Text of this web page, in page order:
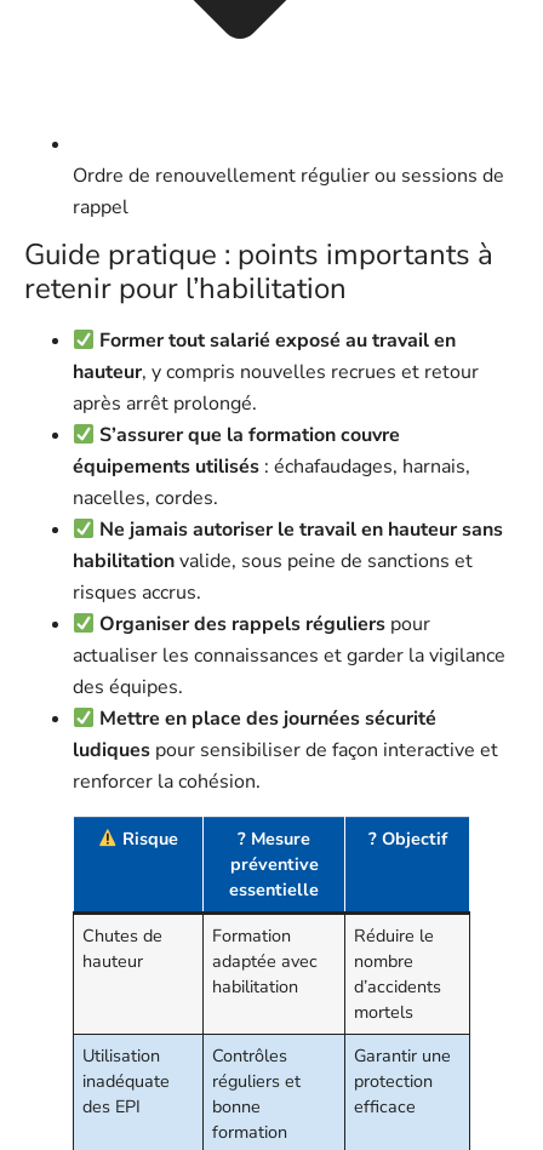
Ordre de renouvellement régulier ou sessions de
rappel
Respect strict du Code du travail
Informations complémentaires
Exemple d’utilisation d’une API publique gratuite pour
intégrer un complément interactif dans cette
infographie.
Foire aux questions (FAQ)
Pourquoi est-ce nécessaire d’avoir une formation
théorique et pratique ?
Que couvre l’évaluation des compétences ?
Guide pratique : points importants à
retenir pour l’habilitation
Former tout salarié exposé au travail en
hauteur, y compris nouvelles recrues et retour
après arrêt prolongé.
S’assurer que la formation couvre
équipements utilisés : échafaudages, harnais,
nacelles, cordes.
Ne jamais autoriser le travail en hauteur sans
habilitationvalide, sous peine de sanctions et
risques accrus.
Organiser des rappels réguliers pour
actualiser les connaissances et garder la vigilance
des équipes.
Mettre en place des journées sécurité
ludiques pour sensibiliser de façon interactive et
renforcer la cohésion.
Risque
?️ Mesure
préventive
essentielle
? Objectif
Chutes de
hauteur
Formation
adaptée avec
habilitation
Réduire le
nombre
d’accidents
mortels
Utilisation
inadéquate
des EPI
Contrôles
réguliers et
bonne
formation
Garantir une
protection
efficace